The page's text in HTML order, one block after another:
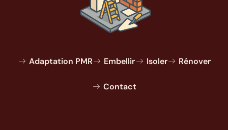
Adaptation PMR Embellir Isoler Rénover
Contact